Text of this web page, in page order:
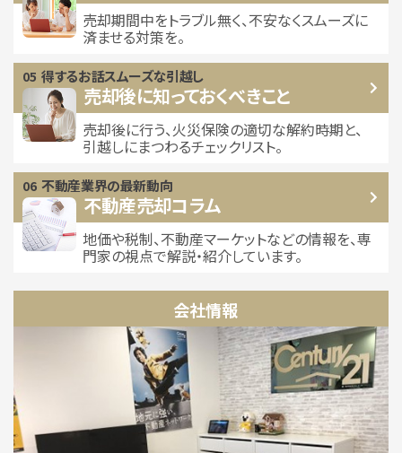
売却期間中をトラブル無く、不安なくスムーズに
済ませる対策を。
得するお話スムーズな引越し
売却後に知っておくべきこと
売却後に行う、火災保険の適切な解約時期と、
引越しにまつわるチェックリスト。
不動産業界の最新動向
不動産売却コラム
地価や税制、不動産マーケットなどの情報を、専
門家の視点で解説・紹介しています。
会社情報